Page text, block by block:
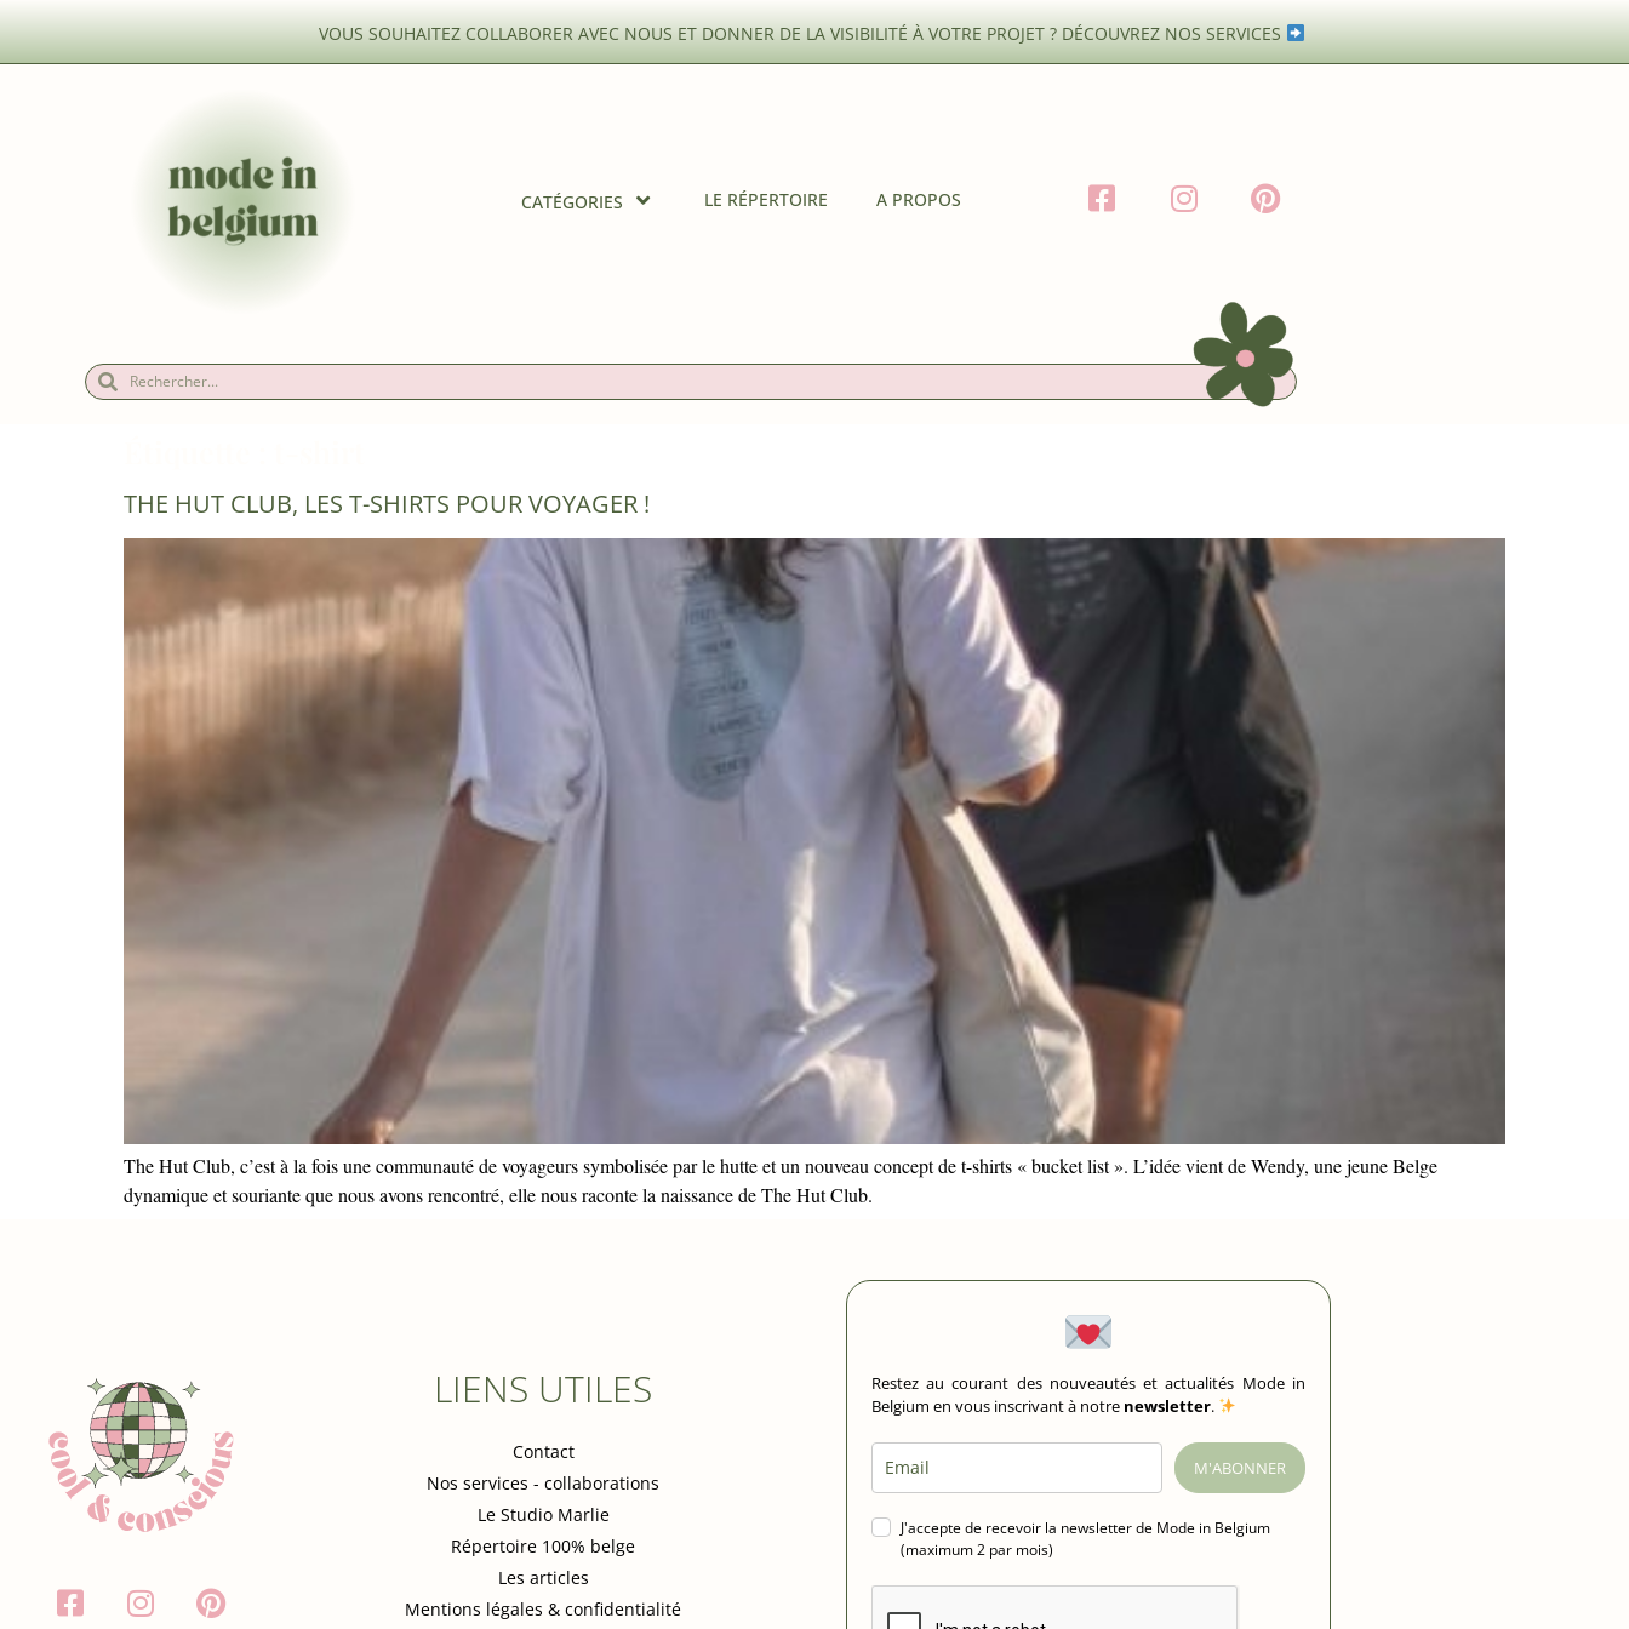
VOUS SOUHAITEZ COLLABORER AVEC NOUS ET DONNER DE LA VISIBILITÉ À VOTRE PROJET ? DÉCOUVREZ NOS SERVICES
CATÉGORIES LE RÉPERTOIRE A PROPOS
THE HUT CLUB, LES T-SHIRTS POUR VOYAGER !
The Hut Club, c’est à la fois une communauté de voyageurs symbolisée par le hutte et un nouveau concept de t-shirts « bucket list ». L’idée vient de Wendy, une jeune Belge
dynamique et souriante que nous avons rencontré, elle nous raconte la naissance de The Hut Club.
LIENS UTILES
Contact
Nos services - collaborations
Le Studio Marlie
Répertoire 100% belge
Les articles
Mentions légales & confidentialité
Restez au courant des nouveautés et actualités Mode in
Belgium en vous inscrivant à notre newsletter.
M'ABONNER
J'accepte de recevoir la newsletter de Mode in Belgium
(maximum 2 par mois)